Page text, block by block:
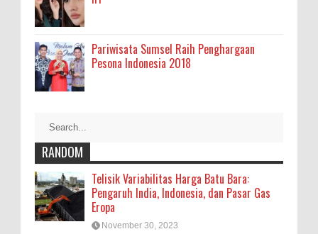
Pariwisata Sumsel Raih Penghargaan
Pesona Indonesia 2018
RANDOM
Telisik Variabilitas Harga Batu Bara:
Pengaruh India, Indonesia, dan Pasar Gas
Eropa
November 30, 2023